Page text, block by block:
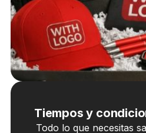
Tiempos y
Todo lo que necesitas